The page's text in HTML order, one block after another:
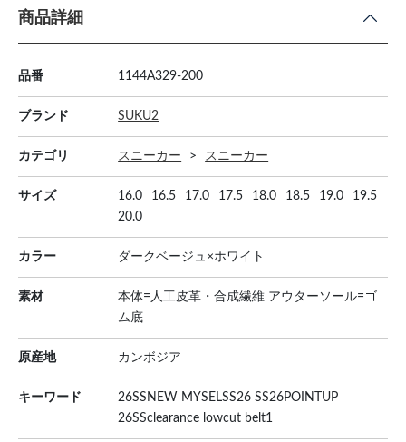
商品詳細
品番 1144A329-200
ブランド SUKU2
カテゴリ スニーカー スニーカー
サイズ 16.0 16.5 17.0 17.5 18.0 18.5 19.0
19.5
20.0
カラー ダークベージュ×ホワイト
素材
本体=人工皮革・合成繊維 アウターソール=ゴ
ム底
原産地 カンボジア
キーワード
26SSNEW MYSELSS26 SS26POINTUP
26SSclearance lowcut belt1